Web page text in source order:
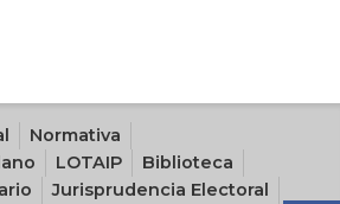
Normativa
LOTAIP
Biblioteca
Jurisprudencia Electoral